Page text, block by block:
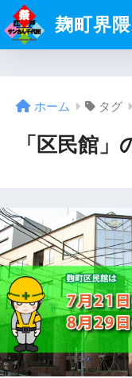
麹町界
ホーム タグ
「区民館」